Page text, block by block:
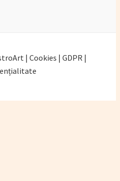
| Cookies | GDPR |